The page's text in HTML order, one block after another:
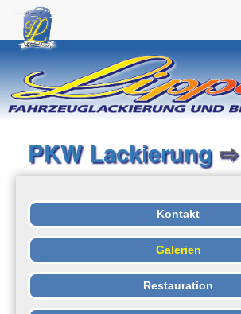
PKW Lackierung⇨
Kontakt
Galerien
Restauration